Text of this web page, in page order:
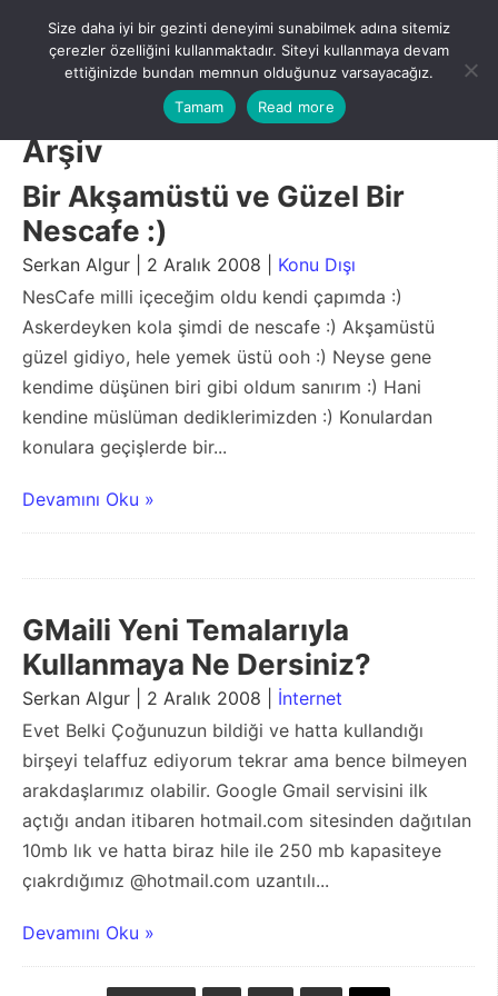
content
Menu
Arşiv
Bir Akşamüstü ve Güzel Bir
Nescafe :)
Serkan Algur | 2 Aralık 2008 | Konu Dışı
NesCafe milli içeceğim oldu kendi çapımda :)
Askerdeyken kola şimdi de nescafe :) Akşamüstü
güzel gidiyo, hele yemek üstü ooh :) Neyse gene
kendime düşünen biri gibi oldum sanırım :) Hani
kendine müslüman dediklerimizden :) Konulardan
konulara geçişlerde bir...
Devamını Oku »
GMaili Yeni Temalarıyla
Kullanmaya Ne Dersiniz?
Serkan Algur | 2 Aralık 2008 | İnternet
Evet Belki Çoğunuzun bildiği ve hatta kullandığı
birşeyi telaffuz ediyorum tekrar ama bence bilmeyen
arakdaşlarımız olabilir. Google Gmail servisini ilk
açtığı andan itibaren hotmail.com sitesinden dağıtılan
10mb lık ve hatta biraz hile ile 250 mb kapasiteye
çıakrdığımız @hotmail.com uzantılı...
Devamını Oku »
Size daha iyi bir gezinti deneyimi sunabilmek adına sitemiz
çerezler özelliğini kullanmaktadır. Siteyi kullanmaya devam
ettiğinizde bundan memnun olduğunuz varsayacağız.
Tamam
Read more